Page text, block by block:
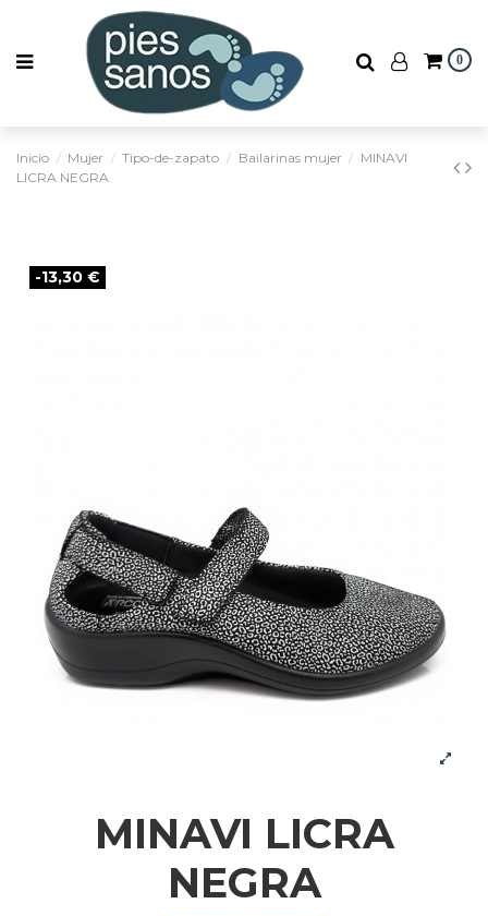
0
Inicio Mujer Tipo-de-zapato Bailarinas mujer
MINAVI
LICRA NEGRA
-13,30 €
MINAVI LICRA
NEGRA